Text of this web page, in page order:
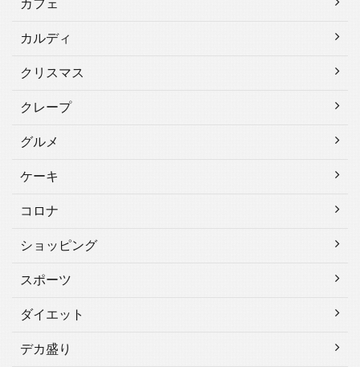
カフェ
カルディ
クリスマス
クレープ
グルメ
ケーキ
コロナ
ショッピング
スポーツ
ダイエット
デカ盛り